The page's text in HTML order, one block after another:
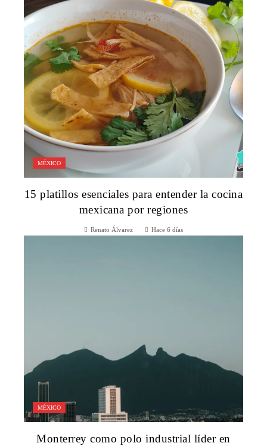
MÉXICO
15 platillos esenciales para entender la cocina
mexicana por regiones
Renato Álvarez Hace 6 días
MÉXICO
Monterrey como polo industrial líder en